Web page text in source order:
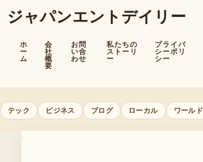
ジャパンエントデイリー
ホ
ー
ム
会
社
概
要
お問
い合
わせ
私たちの
ストーリ
ー
プライバ
シーポリ
シー
テック ビジネス ブログ ローカル ワールド